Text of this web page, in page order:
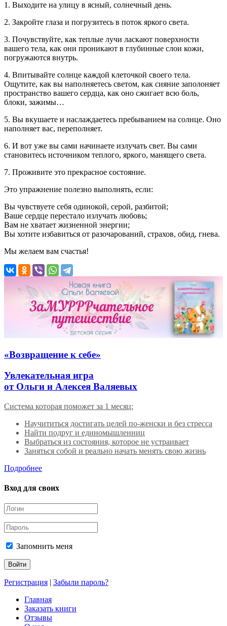
1. Выходите на улицу в ясный, солнечный день.
2. Закройте глаза и погрузитесь в поток яркого света.
3. Почувствуйте, как теплые лучи ласкают поверхности
вашего тела, как они проникают в глубинные слои кожи,
погружаются внутрь.
4. Впитывайте солнце каждой клеточкой своего тела.
Ощутите, как вы наполняетесь светом, как сияние заполоняет
пространство вашего сердца, как оно сжигает всю боль,
блоки, зажимы…
5. Вы вкушаете и наслаждаетесь пребыванием на солнце. Оно
наполняет вас, переполняет.
6. И вот уже вы сами начинаете излучать свет. Вы сами
становитесь источником теплого, яркого, манящего света.
7. Проживите это прекрасное состояние.
Это упражнение полезно выполнять, если:
Вы чувствуете себя одинокой, серой, разбитой;
Ваше сердце перестало излучать любовь;
Вам не хватает жизненной энергии;
Вы хотите избавиться от разочарований, страхов, обид, гнева.
Мы желаем вам счастья!
«Возвращение к себе»
Увлекательная игра
от Ольги и Алексея Валяевых
Система которая поможет за 1 месяц:
Научититься достигать целей по-женски и без стресса
Найти подруг и единомышленниц
Выбраться из состояния, которое не устраивает
Заняться собой и реально начать менять свою жизнь
Подробнее
Вход для своих
Запомнить меня
Регистрация | Забыли пароль?
Главная
Заказать книги
Отзывы